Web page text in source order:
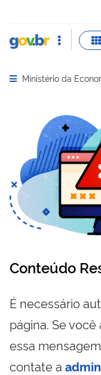
Abrir menu
Ministério da
Conteúdo
É necessário
página. Se
essa
contate a